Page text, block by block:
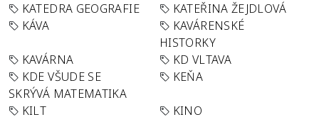
KATEDRA GEOGRAFIE
KATEŘINA ŽEJDLOVÁ
KÁVA
KAVÁRENSKÉ
HISTORKY
KAVÁRNA
KD VLTAVA
KDE VŠUDE SE
SKRÝVÁ MATEMATIKA
KEŇA
KILT
KINO